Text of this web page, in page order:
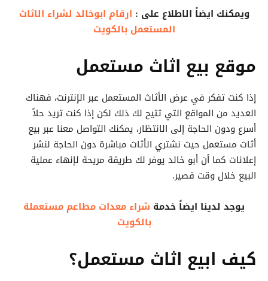
ويمكنك ايضاً الاطلاع على : ارقام ابوخالد لشراء الاثاث
المستعمل بالكويت
موقع بيع اثاث مستعمل
إذا كنت تفكر في عرض الأثاث المستعمل عبر الإنترنت، فهناك
العديد من المواقع التي تتيح لك ذلك لكن إذا كنت تريد حلاً
أسرع ودون الحاجة إلى الانتظار، يمكنك التواصل معنا عبر بيع
أثاث مستعمل حيث نشتري الأثاث مباشرة دون الحاجة لنشر
إعلانات كما أن أبو خالد يوفر لك طريقة مريحة لإنهاء عملية
البيع خلال وقت قصير.
يوجد لدينا ايضاً خدمة شراء معدات مطاعم مستعملة
بالكويت
كيف ابيع اثاث مستعمل؟